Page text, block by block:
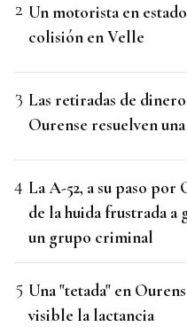
Un motorista en
colisión en Velle
Las retiradas de
Ourense resuelven
La A-52, a su paso por
de la huida frustrada a
un grupo criminal
Una "tetada" en
visible la lactancia